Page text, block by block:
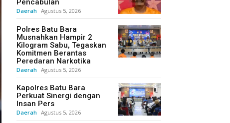
Pencabulan
Daerah Agustus 5, 2026
Polres Batu Bara
Musnahkan Hampir 2
Kilogram Sabu, Tegaskan
Komitmen Berantas
Peredaran Narkotika
Daerah Agustus 5, 2026
Kapolres Batu Bara
Perkuat Sinergi dengan
Insan Pers
Daerah Agustus 5, 2026